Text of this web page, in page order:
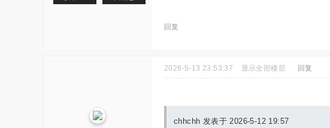
回复
2026-5-13 23:53:37 显示全部楼层 回复
chhchh 发表于 2026-5-12 19:57